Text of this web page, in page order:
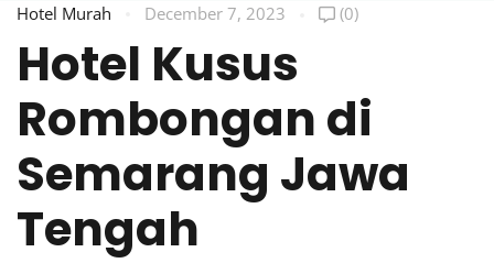
Hotel Murah December 7, 2023 (0)
Hotel Kusus
Rombongan di
Semarang Jawa
Tengah